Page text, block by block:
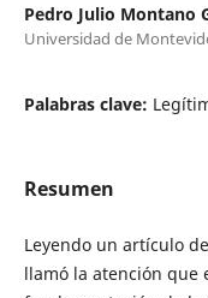
Pedro Julio Montano
Universidad de
Palabras clave:
Resumen
Leyendo un artículo de
llamó la atención que